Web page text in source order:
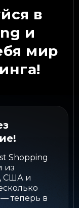
в
и
мир
Shopping
из
США и
теперь в